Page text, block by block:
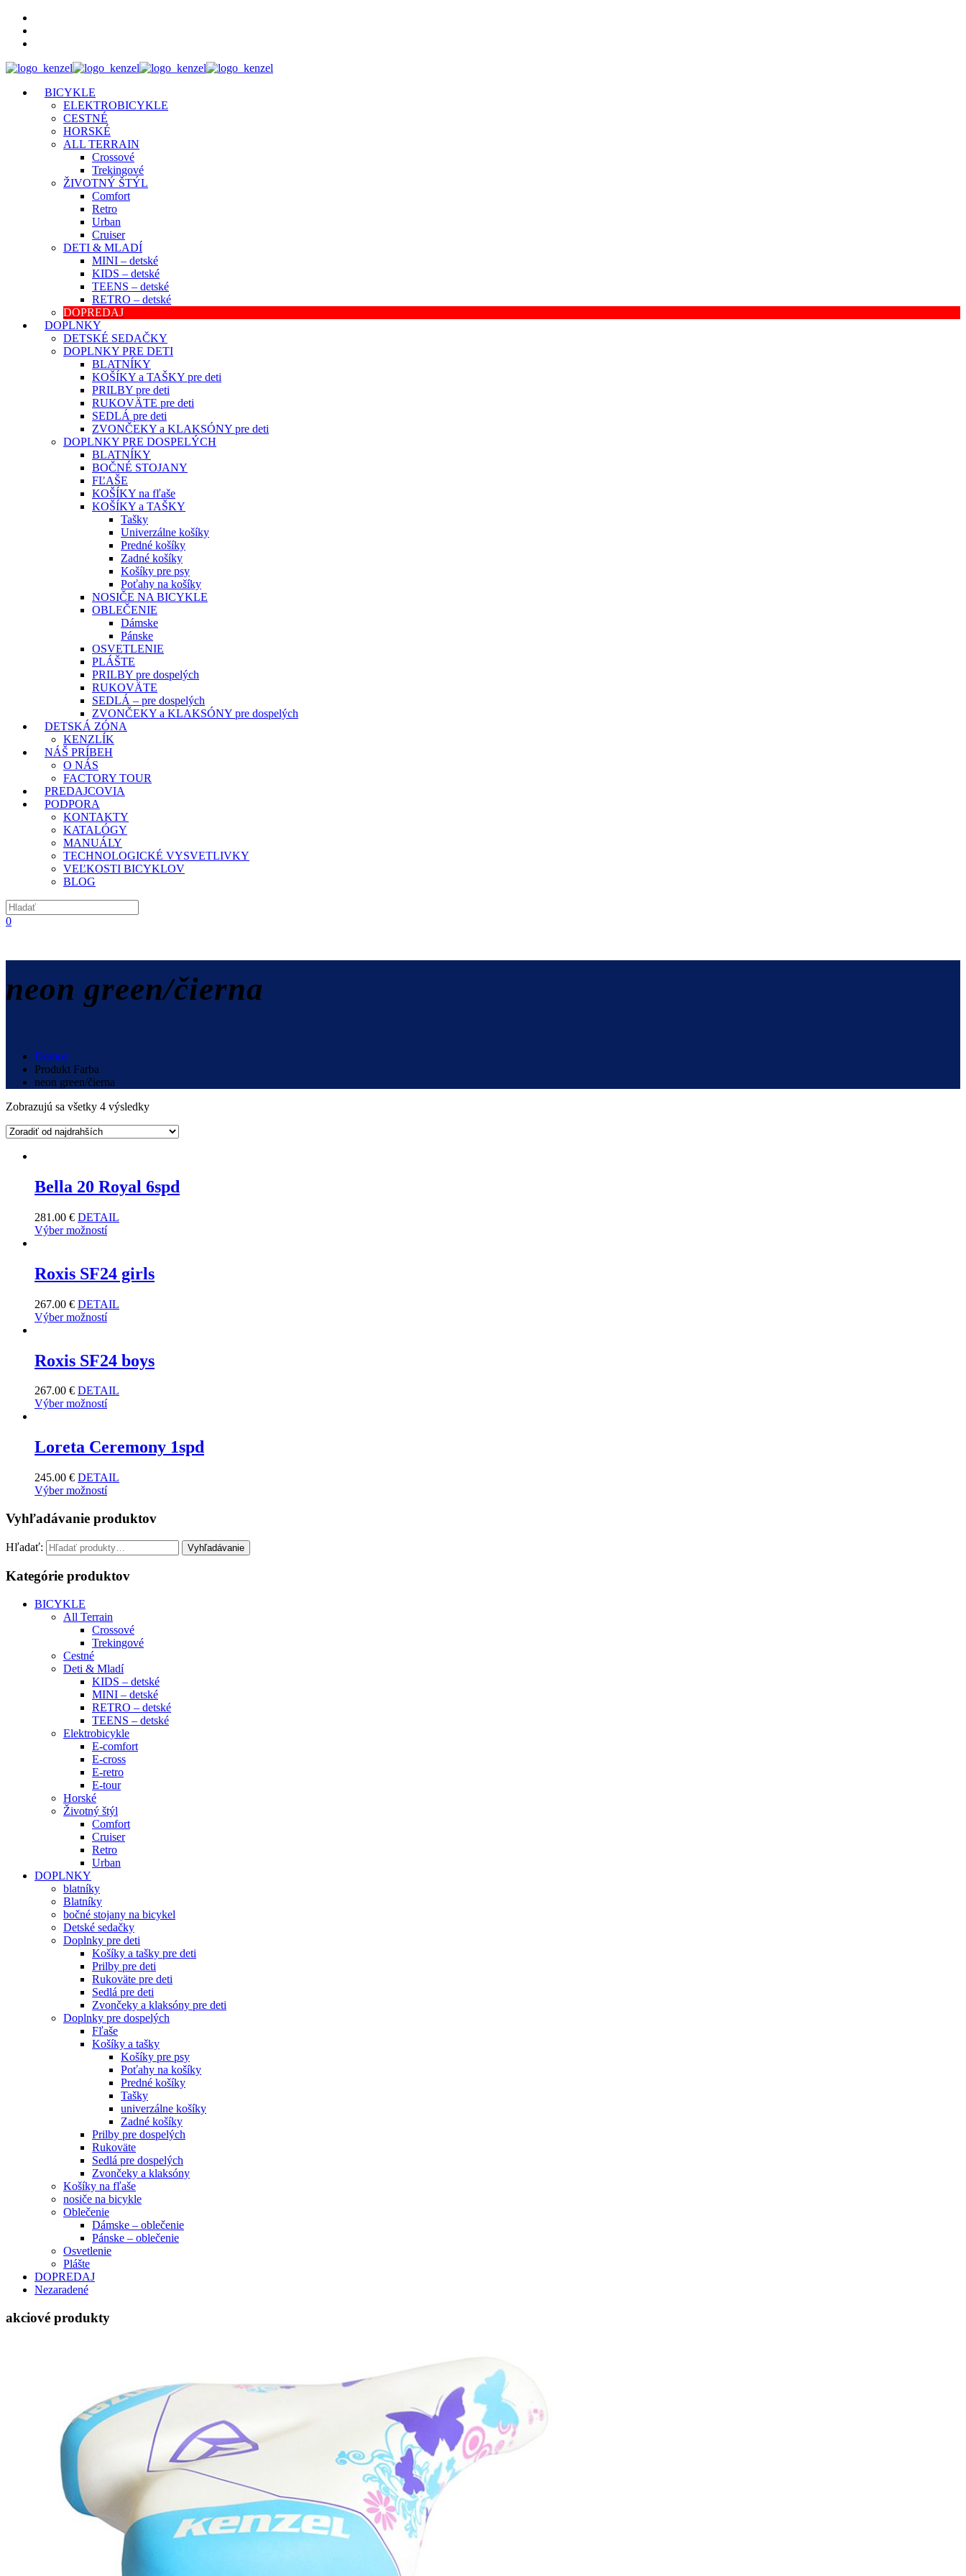
BICYKLE
ELEKTROBICYKLE
CESTNÉ
HORSKÉ
ALL TERRAIN
Crossové
Trekingové
ŽIVOTNÝ ŠTÝL
Comfort
Retro
Urban
Cruiser
DETI & MLADÍ
MINI – detské
KIDS – detské
TEENS – detské
RETRO – detské
DOPREDAJ
DOPLNKY
DETSKÉ SEDAČKY
DOPLNKY PRE DETI
BLATNÍKY
KOŠÍKY a TAŠKY pre deti
PRILBY pre deti
RUKOVÄTE pre deti
SEDLÁ pre deti
ZVONČEKY a KLAKSÓNY pre deti
DOPLNKY PRE DOSPELÝCH
BLATNÍKY
BOČNÉ STOJANY
FĽAŠE
KOŠÍKY na fľaše
KOŠÍKY a TAŠKY
Tašky
Univerzálne košíky
Predné košíky
Zadné košíky
Košíky pre psy
Poťahy na košíky
NOSIČE NA BICYKLE
OBLEČENIE
Dámske
Pánske
OSVETLENIE
PLÁŠTE
PRILBY pre dospelých
RUKOVÄTE
SEDLÁ – pre dospelých
ZVONČEKY a KLAKSÓNY pre dospelých
DETSKÁ ZÓNA
KENZLÍK
NÁŠ PRÍBEH
O NÁS
FACTORY TOUR
PREDAJCOVIA
PODPORA
KONTAKTY
KATALÓGY
MANUÁLY
TECHNOLOGICKÉ VYSVETLIVKY
VEĽKOSTI BICYKLOV
BLOG
0
neon green/čierna
Domov
Produkt Farba
neon green/čierna
Zobrazujú sa všetky 4 výsledky
Bella 20 Royal 6spd
281.00 € DETAIL
Výber možností
Roxis SF24 girls
267.00 € DETAIL
Výber možností
Roxis SF24 boys
267.00 € DETAIL
Výber možností
Loreta Ceremony 1spd
245.00 € DETAIL
Výber možností
Vyhľadávanie produktov
Hľadať: Vyhľadávanie
Kategórie produktov
BICYKLE
All Terrain
Crossové
Trekingové
Cestné
Deti & Mladí
KIDS – detské
MINI – detské
RETRO – detské
TEENS – detské
Elektrobicykle
E-comfort
E-cross
E-retro
E-tour
Horské
Životný štýl
Comfort
Cruiser
Retro
Urban
DOPLNKY
blatníky
Blatníky
bočné stojany na bicykel
Detské sedačky
Doplnky pre deti
Košíky a tašky pre deti
Prilby pre deti
Rukoväte pre deti
Sedlá pre deti
Zvončeky a klaksóny pre deti
Doplnky pre dospelých
Fľaše
Košíky a tašky
Košíky pre psy
Poťahy na košíky
Predné košíky
Tašky
univerzálne košíky
Zadné košíky
Prilby pre dospelých
Rukoväte
Sedlá pre dospelých
Zvončeky a klaksóny
Košíky na fľaše
nosiče na bicykle
Oblečenie
Dámske – oblečenie
Pánske – oblečenie
Osvetlenie
Plášte
DOPREDAJ
Nezaradené
akciové produkty